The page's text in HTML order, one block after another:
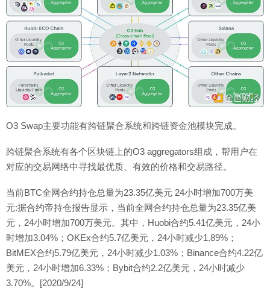
O3 Swap主要功能有跨链聚合系统和跨链资金池模块完成。
跨链聚合系统有各个区块链上的O3 aggregators组成，帮用户在
对应的交易网络中寻找最优质、有效的价格和交易路径。
当前BTC全网合约持仓总量为23.35亿美元 24小时增加700万美
元:据合约帝持仓报告显示，当前全网合约持仓总量为23.35亿美
元，24小时增加700万美元。其中，Huobi合约5.41亿美元，24小
时增加3.04%；OKEx合约5.7亿美元，24小时减少1.89%；
BitMEX合约5.79亿美元，24小时减少1.03%；Binance合约4.22亿
美元，24小时增加6.33%；Bybit合约2.2亿美元，24小时减少
3.70%。[2020/9/24]